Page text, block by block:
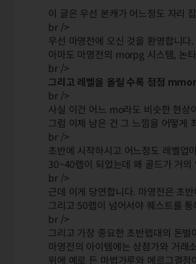
이 글은 우선 본캐가 어느정도 자리
br />
우선 마영전에 오신 것을 환영합니다.
아마도 마영전의 morpg 시스템, 논
br />
그리고 레벨을 올릴 수록 점점
br />
사실 이건 어느 mo라도 비슷한 현상
그럼 이제 남은 건 그 느낌을 어떻게
br />
초반에 시작하시고 어느정도 레벨업
30~40렙이 되었는데 왜 골드가 거의
br />
근데 이게 당연합니다. 마영전은 초
그리고 50렙이 넘어서야 퀘스트를
br />
그리고 가장 중요한 초반렙대의 돈벌
마영전의 아이템에는 상점가와 거래
위에 예로 든 마법가루와 에르그결정